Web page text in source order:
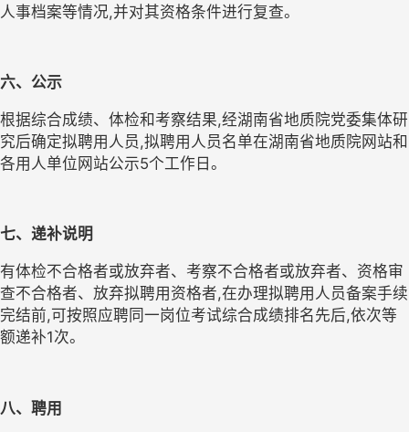
人事档案等情况,并对其资格条件进行复查。
六、公示
根据综合成绩、体检和考察结果,经湖南省地质院党委集体研
究后确定拟聘用人员,拟聘用人员名单在湖南省地质院网站和
各用人单位网站公示5个工作日。
七、 递补说明
有体检不合格者或放弃者、考察不合格者或放弃者、资格审
查不合格者、放弃拟聘用资格者,在办理拟聘用人员备案手续
完结前,可按照应聘同一岗位考试综合成绩排名先后,依次等
额递补1次。
八、聘用